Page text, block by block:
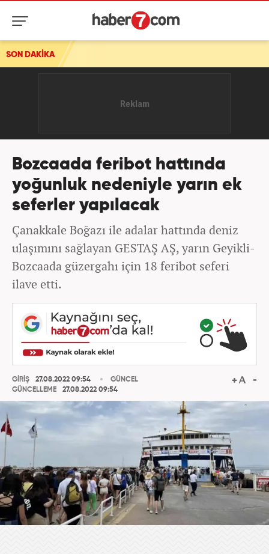
SON DAKİKA
Bozcaada feribot hattında
yoğunluk nedeniyle yarın ek
seferler yapılacak
Çanakkale Boğazı ile adalar hattında deniz
ulaşımını sağlayan GESTAŞ AŞ, yarın Geyikli-
Bozcaada güzergahı için 18 feribot seferi
ilave etti.
GİRİŞ
27.08.2022 09:54
GÜNCELLEME
27.08.2022 09:54
GÜNCEL